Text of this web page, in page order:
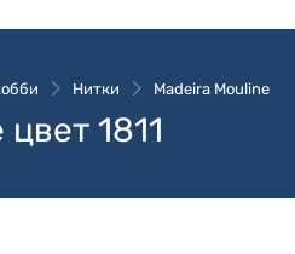
Нитки Madeira Mouline
1811